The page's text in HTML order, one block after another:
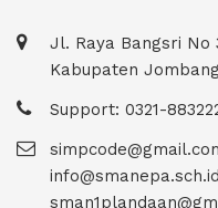
Jl. Raya Bangsri No
Kabupaten
Support: 0321-
info@smanepa.sch.id